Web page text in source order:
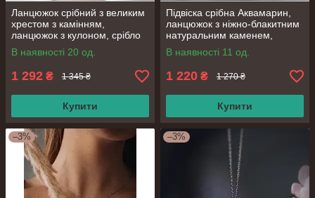
Ланцюжок срібний з великим
хрестом з камінням,
ланцюжок з кулоном, срібло
925 проби, довжина 40+5 см
В наявності 20 од.
1 292 ₴ 1 345 ₴
Купити
Підвіска срібна Аквамарин,
ланцюжок з ніжно-блакитним
натуральним каменем,
срібло 925 проби, довжина
40.5+6 см
В наявності 11 од.
1 220 ₴ 1 270 ₴
Купити
–3% –3%